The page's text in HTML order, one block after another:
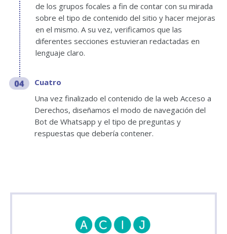
de los grupos focales a fin de contar con su mirada
sobre el tipo de contenido del sitio y hacer mejoras
en el mismo. A su vez, verificamos que las
diferentes secciones estuvieran redactadas en
lenguaje claro.
Cuatro
Una vez finalizado el contenido de la web Acceso a
Derechos, diseñamos el modo de navegación del
Bot de Whatsapp y el tipo de preguntas y
respuestas que debería contener.